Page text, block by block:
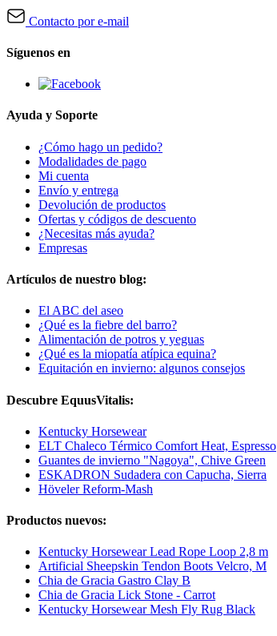
Contacto por e-mail
Síguenos en
Ayuda y Soporte
¿Cómo hago un pedido?
Modalidades de pago
Mi cuenta
Envío y entrega
Devolución de productos
Ofertas y códigos de descuento
¿Necesitas más ayuda?
Empresas
Artículos de nuestro blog:
El ABC del aseo
¿Qué es la fiebre del barro?
Alimentación de potros y yeguas
¿Qué es la miopatía atípica equina?
Equitación en invierno: algunos consejos
Descubre EquusVitalis:
Kentucky Horsewear
ELT Chaleco Térmico Comfort Heat, Espresso
Guantes de invierno "Nagoya", Chive Green
ESKADRON Sudadera con Capucha, Sierra
Höveler Reform-Mash
Productos nuevos:
Kentucky Horsewear Lead Rope Loop 2,8 m
Artificial Sheepskin Tendon Boots Velcro, M
Chia de Gracia Gastro Clay B
Chia de Gracia Lick Stone - Carrot
Kentucky Horsewear Mesh Fly Rug Black